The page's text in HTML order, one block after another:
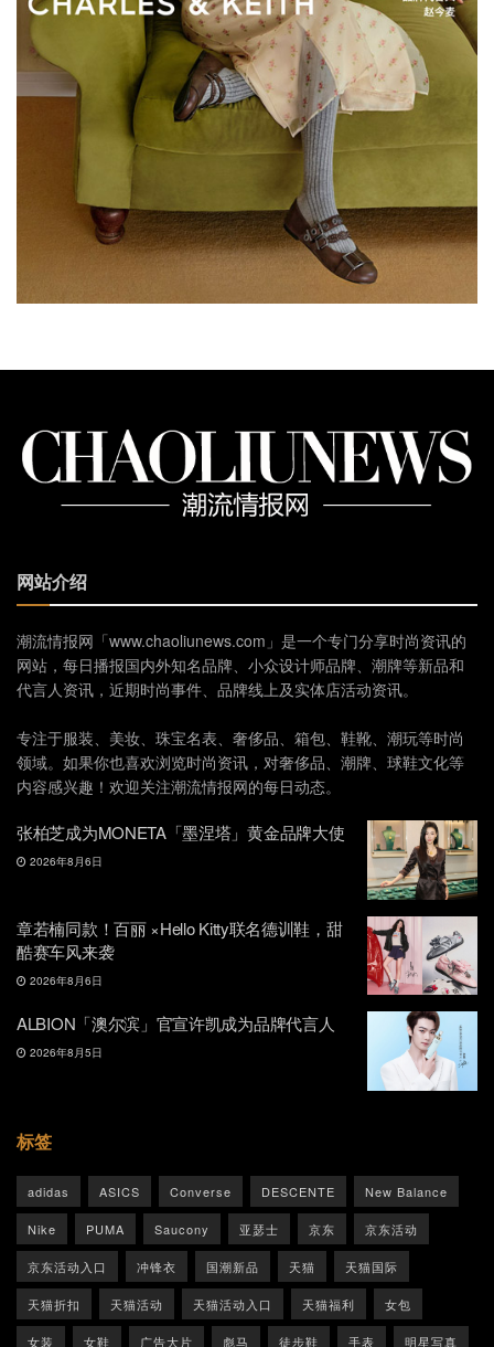
网站介绍
潮流情报网「www.chaoliunews.com」是一个专门分享时尚资讯的
网站，每日播报国内外知名品牌、小众设计师品牌、潮牌等新品和
代言人资讯，近期时尚事件、品牌线上及实体店活动资讯。
专注于服装、美妆、珠宝名表、奢侈品、箱包、鞋靴、潮玩等时尚
领域。如果你也喜欢浏览时尚资讯，对奢侈品、潮牌、球鞋文化等
内容感兴趣！欢迎关注潮流情报网的每日动态。
张柏芝成为MONETA「墨涅塔」黄金品牌大使
2026年8月6日
章若楠同款！百丽 ×Hello Kitty联名德训鞋，甜
酷赛车风来袭
2026年8月6日
ALBION「澳尔滨」官宣许凯成为品牌代言人
2026年8月5日
标签
adidas ASICS Converse DESCENTE New Balance
Nike PUMA Saucony 亚瑟士 京东 京东活动
京东活动入口 冲锋衣 国潮新品 天猫 天猫国际
天猫折扣 天猫活动 天猫活动入口 天猫福利 女包
女装 女鞋 广告大片 彪马 徒步鞋 手表 明星写真